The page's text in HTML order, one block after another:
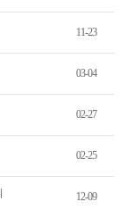
11-23
03-04
02-27
02-25
12-09